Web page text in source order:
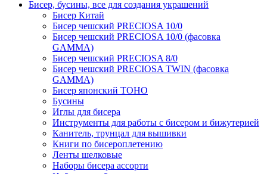
Бисер, бусины, все для создания украшений
Бисер Китай
Бисер чешский PRECIOSA 10/0
Бисер чешский PRECIOSA 10/0 (фасовка
GAMMA)
Бисер чешский PRECIOSA 8/0
Бисер чешский PRECIOSA TWIN (фасовка
GAMMA)
Бисер японский TOHO
Бусины
Иглы для бисера
Инструменты для работы с бисером и бижутерией
Канитель, трунцал для вышивки
Книги по бисероплетению
Ленты шелковые
Наборы бисера ассорти